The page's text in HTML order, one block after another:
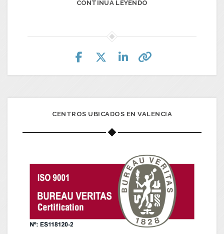
CONTINUA LEYENDO
CENTROS UBICADOS EN VALENCIA